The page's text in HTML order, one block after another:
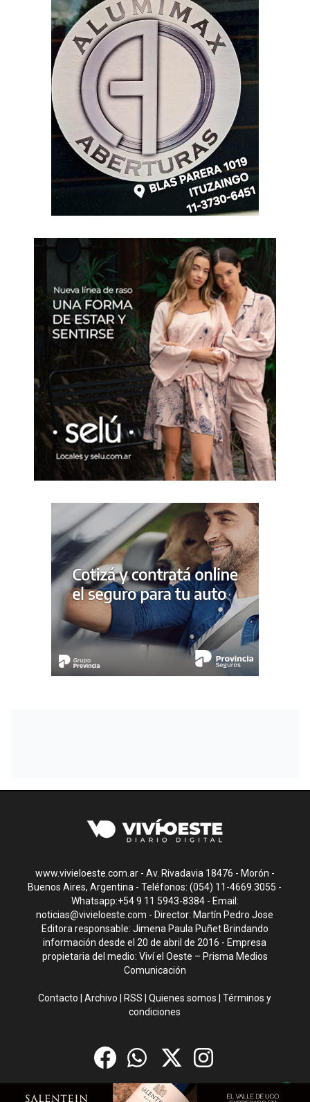
www.vivieloeste.com.ar - Av. Rivadavia 18476 - Morón -
Buenos Aires, Argentina - Teléfonos: (054) 11-4669.3055 -
Whatsapp:+54 9 11 5943-8384 - Email:
noticias@vivieloeste.com - Director: Martín Pedro Jose
Editora responsable: Jimena Paula Puñet Brindando
información desde el 20 de abril de 2016 - Empresa
propietaria del medio: Viví el Oeste – Prisma Medios
Comunicación
Contacto |Archivo RSS |Quienes somos |Términos y
condiciones